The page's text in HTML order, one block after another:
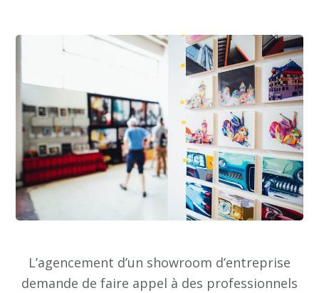
L’agencement d’un showroom d’entreprise
demande de faire appel à des professionnels